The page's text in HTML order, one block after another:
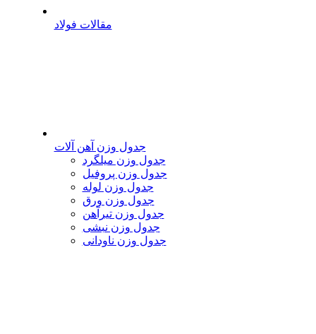
مقالات فولاد
جدول وزن آهن آلات
جدول وزن میلگرد
جدول وزن پروفیل
جدول وزن لوله
جدول وزن ورق
جدول وزن تیرآهن
جدول وزن نبشی
جدول وزن ناودانی